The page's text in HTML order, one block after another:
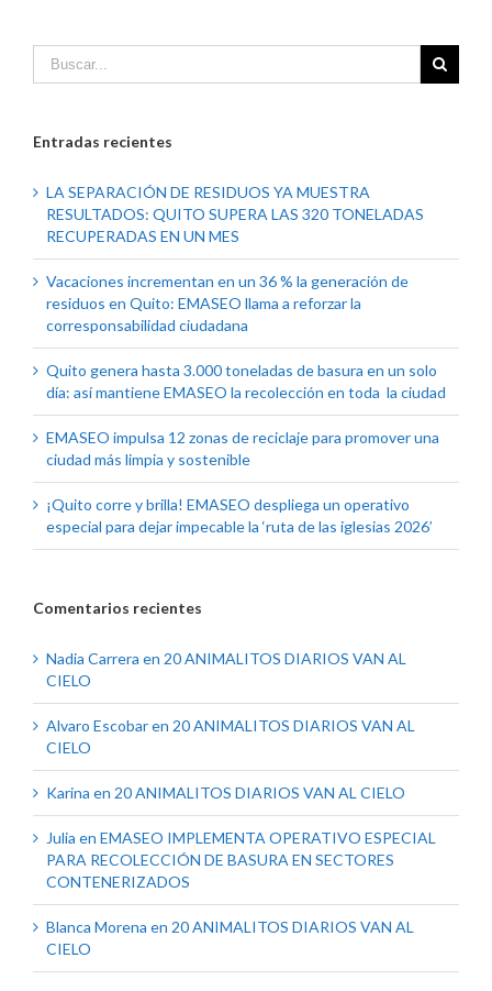
Entradas recientes
LA SEPARACIÓN DE RESIDUOS YA MUESTRA
RESULTADOS: QUITO SUPERA LAS 320 TONELADAS
RECUPERADAS EN UN MES
Vacaciones incrementan en un 36 % la generación de
residuos en Quito: EMASEO llama a reforzar la
corresponsabilidad ciudadana
Quito genera hasta 3.000 toneladas de basura en un solo
día: así mantiene EMASEO la recolección en toda la ciudad
EMASEO impulsa 12 zonas de reciclaje para promover una
ciudad más limpia y sostenible
¡Quito corre y brilla! EMASEO despliega un operativo
especial para dejar impecable la ‘ruta de las iglesias 2026’
Comentarios recientes
Nadia Carrera en 20 ANIMALITOS DIARIOS VAN AL
CIELO
Alvaro Escobaren 20 ANIMALITOS DIARIOS VAN AL
CIELO
Karina en 20 ANIMALITOS DIARIOS VAN AL CIELO
Julia en EMASEO IMPLEMENTA OPERATIVO ESPECIAL
PARA RECOLECCIÓN DE BASURA EN SECTORES
CONTENERIZADOS
Blanca Morena en 20 ANIMALITOS DIARIOS VAN AL
CIELO